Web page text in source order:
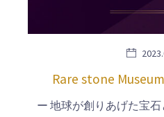
Rare stone
ー 地球が創りあげた宝